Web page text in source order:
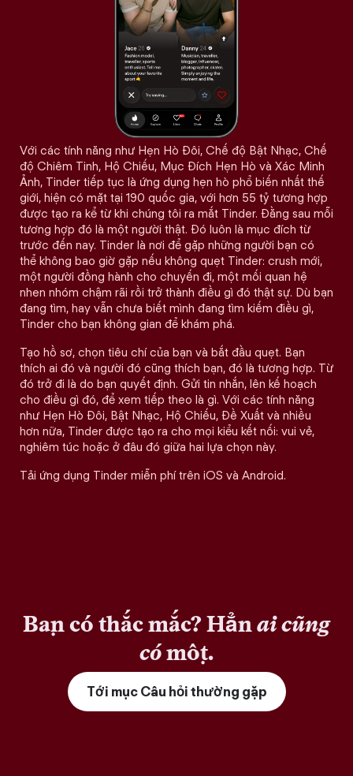
Với các tính năng như Hẹn Hò Đôi, Chế độ Bật Nhạc, Chế
độ Chiêm Tinh, Hộ Chiếu, Mục Đích Hẹn Hò và Xác Minh
Ảnh, Tinder tiếp tục là ứng dụng hẹn hò phổ biến nhất thế
giới, hiện có mặt tại 190 quốc gia, với hơn 55 tỷ tương hợp
được tạo ra kể từ khi chúng tôi ra mắt Tinder. Đằng sau mỗi
tương hợp đó là một người thật. Đó luôn là mục đích từ
trước đến nay. Tinder là nơi để gặp những người bạn có
thể không bao giờ gặp nếu không quẹt Tinder: crush mới,
một người đồng hành cho chuyến đi, một mối quan hệ
nhen nhóm chậm rãi rồi trở thành điều gì đó thật sự. Dù bạn
đang tìm, hay vẫn chưa biết mình đang tìm kiếm điều gì,
Tinder cho bạn không gian để khám phá.
Tạo hồ sơ, chọn tiêu chí của bạn và bắt đầu quẹt. Bạn
thích ai đó và người đó cũng thích bạn, đó là tương hợp. Từ
đó trở đi là do bạn quyết định. Gửi tin nhắn, lên kế hoạch
cho điều gì đó, để xem tiếp theo là gì. Với các tính năng
như Hẹn Hò Đôi, Bật Nhạc, Hộ Chiếu, Đề Xuất và nhiều
hơn nữa, Tinder được tạo ra cho mọi kiểu kết nối: vui vẻ,
nghiêm túc hoặc ở đâu đó giữa hai lựa chọn này.
Tải ứng dụng Tinder miễn phí trên iOS và Android.
Bạn có thắc mắc? Hẳnai cũng
cómột.
Tới mục Câu hỏi thường gặp